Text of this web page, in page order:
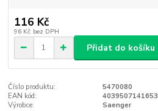
116 Kč
96 Kč bez DPH
Přidat do košíku
Číslo produktu:
5470080
EAN kód:
4039507141653
Výrobce:
Saenger